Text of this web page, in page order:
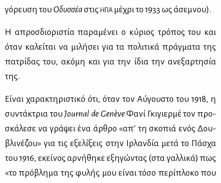
γό­ρευ­ση του Οδυσ­σέαστις ΗΠΑ μέ­χρι το 1933 ως άσε­μνου).
Η απροσ­διο­ρι­στία πα­ρα­μέ­νει ο κύ­ριος τρό­πος του και
όταν κα­λεί­ται να μι­λή­σει για τα πο­λι­τι­κά πράγ­μα­τα της
πα­τρί­δας του, ακό­μη και για την ίδια την ανε­ξαρ­τη­σία
της.
Εί­ναι χα­ρα­κτη­ρι­στι­κό ότι, όταν τον Αύ­γου­στο του 1918, η
συ­ντά­κτρια του Journal de GenèveΦα­νί Γκι­γιερ­μέ τον προ­
σκά­λε­σε να γρά­ψει ένα άρ­θρο «απ’ τη σκο­πιά ενός Δου­
βλι­νέ­ζου» για τις εξε­λί­ξεις στην Ιρ­λαν­δία με­τά το Πά­σχα
του 1916, εκεί­νος αρ­νή­θη­κε εξη­γώ­ντας (στα γαλ­λι­κά) πως
«το πρό­βλη­μα της φυ­λής μου εί­ναι τό­σο πε­ρί­πλο­κο που